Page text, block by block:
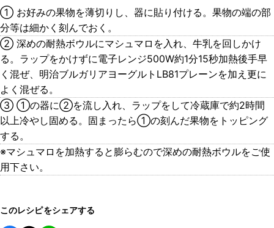
① お好みの果物を薄切りし、器に貼り付ける。果物の端の部
分等は細かく刻んでおく。
② 深めの耐熱ボウルにマシュマロを入れ、牛乳を回しかけ
る。ラップをかけずに電子レンジ500W約1分15秒加熱後手早
く混ぜ、明治ブルガリアヨーグルトLB81プレーンを加え更に
よく混ぜる。
③ ①の器に②を流し入れ、ラップをして冷蔵庫で約2時間
以上冷やし固める。固まったら①の刻んだ果物をトッピング
する。
※マシュマロを加熱すると膨らむので深めの耐熱ボウルをご使
用下さい。
このレシピをシェアする